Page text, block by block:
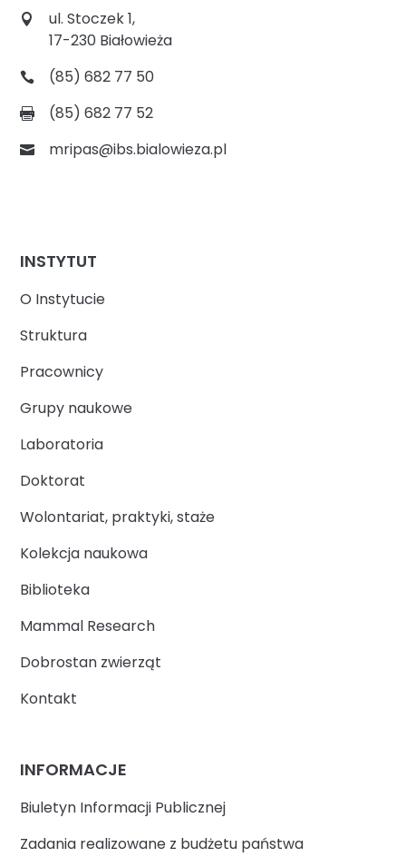
ul. Stoczek 1,
17-230 Białowieża
(85) 682 77 50
(85) 682 77 52
mripas@ibs.bialowieza.pl
INSTYTUT
O Instytucie
Struktura
Pracownicy
Grupy naukowe
Laboratoria
Doktorat
Wolontariat, praktyki, staże
Kolekcja naukowa
Biblioteka
Mammal Research
Dobrostan zwierząt
Kontakt
INFORMACJE
Biuletyn Informacji Publicznej
Zadania realizowane z budżetu państwa